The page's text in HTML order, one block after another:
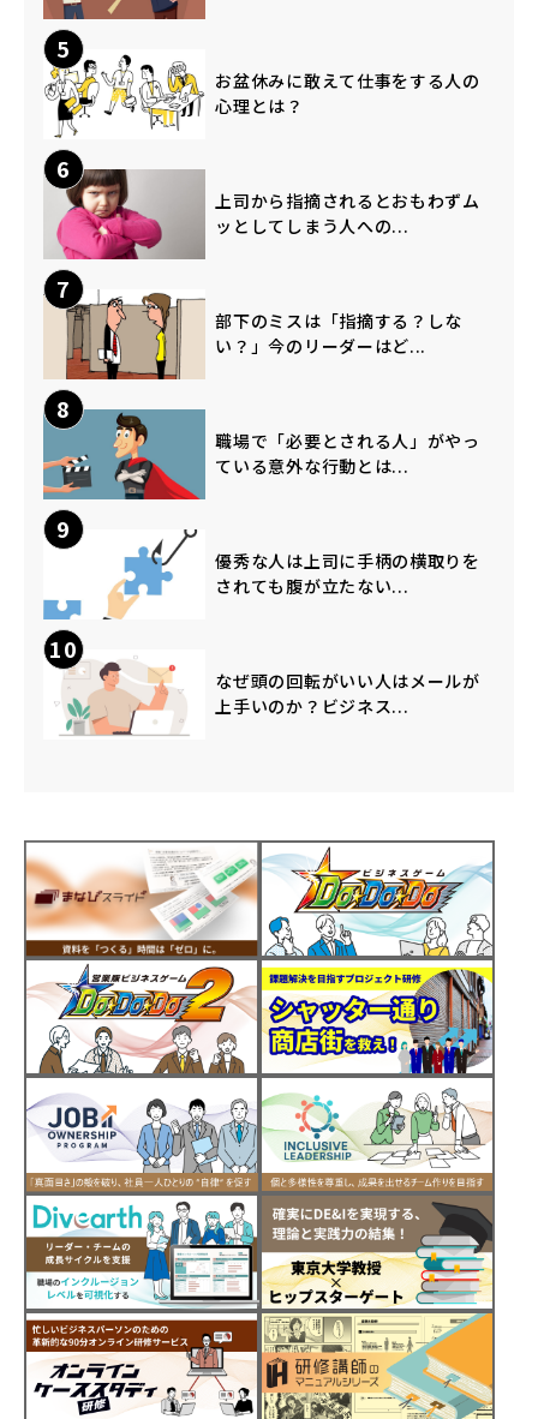
5
お盆休みに敢えて仕事をする人の
心理とは？
6
上司から指摘されるとおもわずム
ッとしてしまう人への...
7
部下のミスは「指摘する？しな
い？」今のリーダーはど...
8
職場で「必要とされる人」がやっ
ている意外な行動とは...
9
優秀な人は上司に手柄の横取りを
されても腹が立たない...
10
なぜ頭の回転がいい人はメールが
上手いのか？ビジネス...